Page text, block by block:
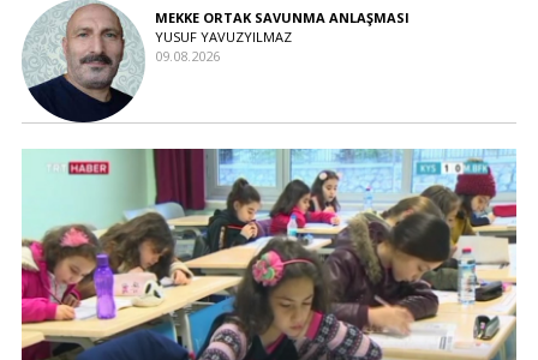
MEKKE ORTAK SAVUNMA ANLAŞMASI
YUSUF YAVUZYILMAZ
09.08.2026